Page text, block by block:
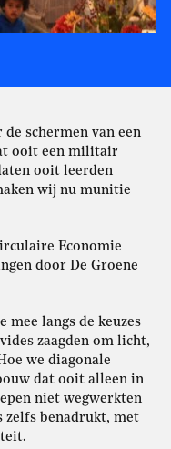
schermen van een
ooit een militair
ooit leerden
wij nu munitie
Economie
door De Groene
mee langs de keuzes
zaagden om licht,
we diagonale
dat ooit alleen in
niet wegwerkten
zelfs benadrukt, met